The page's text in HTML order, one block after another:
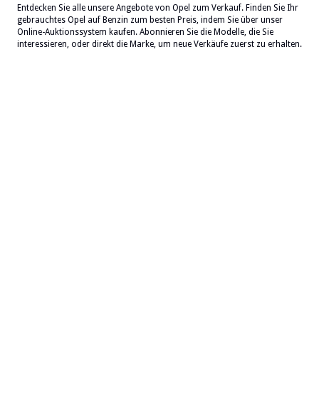
Entdecken Sie alle unsere Angebote von Opel zum Verkauf. Finden Sie Ihr
gebrauchtes Opel auf Benzin zum besten Preis, indem Sie über unser
Online-Auktionssystem kaufen. Abonnieren Sie die Modelle, die Sie
interessieren, oder direkt die Marke, um neue Verkäufe zuerst zu erhalten.